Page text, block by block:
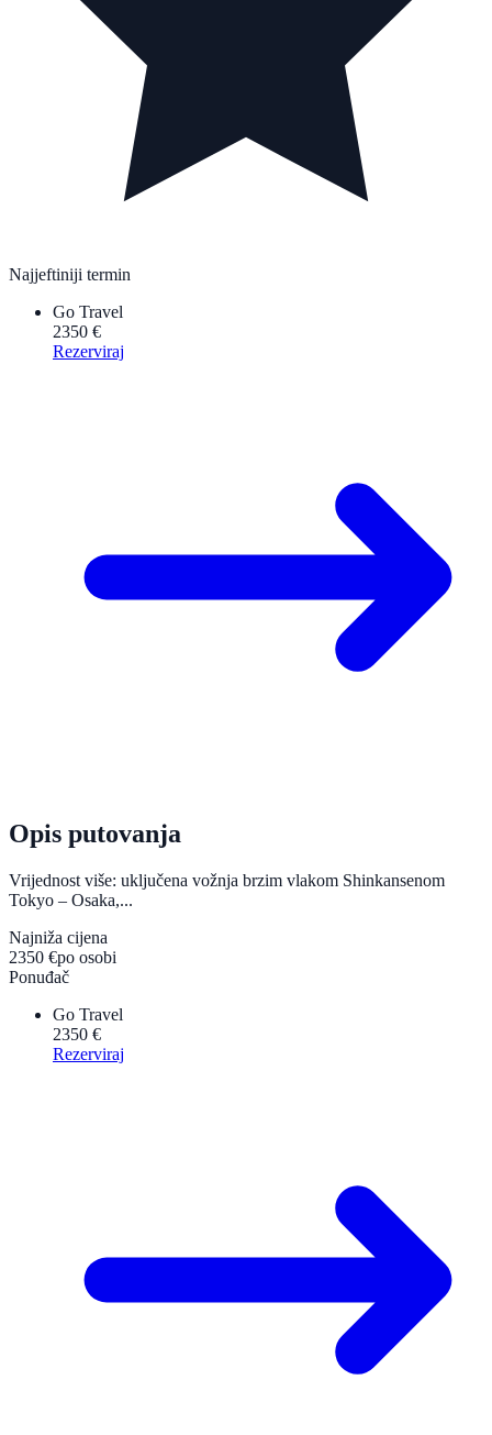
Najjeftiniji termin
Go Travel
2350 €
Rezerviraj
Opis putovanja
Vrijednost više: uključena vožnja brzim vlakom Shinkansenom
Tokyo – Osaka,...
Najniža cijena
2350 €po osobi
Ponuđač
Go Travel
2350 €
Rezerviraj